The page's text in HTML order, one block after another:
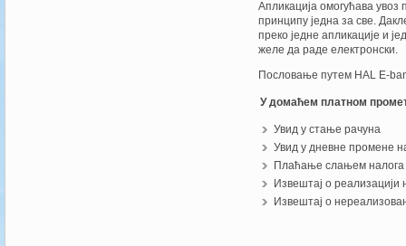
Апликација омогућава увоз
принципу једна за све.
преко једне апликације и
желе да раде електронски.
Пословање путем HAL E-
У домаћем платном
Увид у стање рачуна
Увид у дневне промене
Плаћање слањем налога
Извештај о реализацији
Извештај о